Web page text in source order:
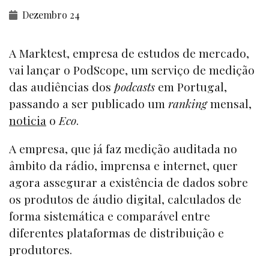
Dezembro 24
A Marktest, empresa de estudos de mercado,
vai lançar o PodScope, um serviço de medição
das audiências dos podcasts em Portugal,
passando a ser publicado um rankingmensal,
noticia o Eco.
A empresa, que já faz medição auditada no
âmbito da rádio, imprensa e internet, quer
agora assegurar a existência de dados sobre
os produtos de áudio digital, calculados de
forma sistemática e comparável entre
diferentes plataformas de distribuição e
produtores.